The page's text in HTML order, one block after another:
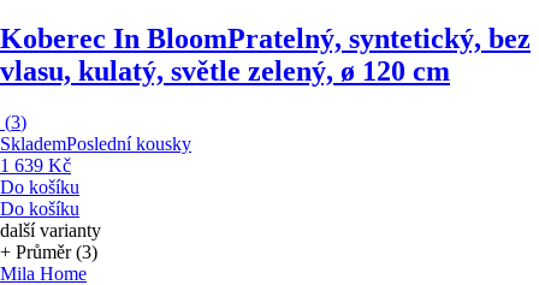
Koberec In BloomPratelný, syntetický, bez
vlasu, kulatý, světle zelený, ø 120 cm
(3)
SklademPoslední kousky
1 639 Kč
Do košíku
Do košíku
další varianty
+ Průměr (3)
Mila Home